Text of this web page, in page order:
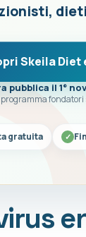
Skeila Diet
pubblica il 1°
programma
gratuita